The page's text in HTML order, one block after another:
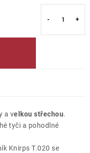
a velkou střechou.
tyči a pohodlné
Knirps T.020 se